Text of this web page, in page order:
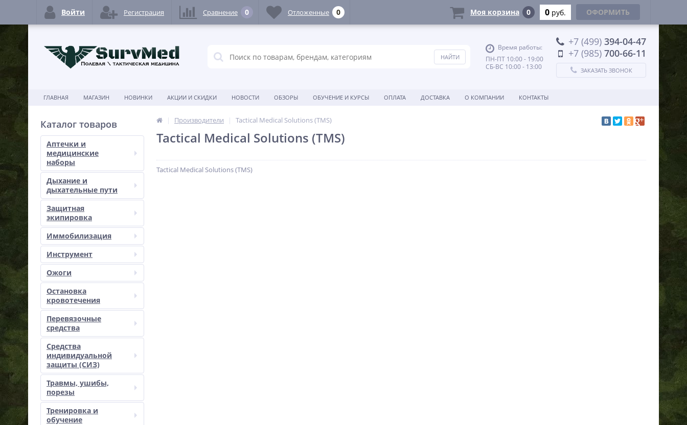
Время работы:
ПН-ПТ 10:00 - 19:00
СБ-ВС 10:00 - 13:00
+7 (499) 394-04-47
+7 (985) 700-66-11
ЗАКАЗАТЬ ЗВОНОК
ГЛАВНАЯ МАГАЗИН НОВИНКИ АКЦИИ И СКИДКИ НОВОСТИ ОБЗОРЫ ОБУЧЕНИЕ И КУРСЫ ОПЛАТА ДОСТАВКА О КОМПАНИИ КОНТАКТЫ
Каталог товаров
Аптечки и
медицинские
наборы
Дыхание и
дыхательные пути
Защитная
экипировка
Иммобилизация
Инструмент
Ожоги
Остановка
кровотечения
Перевязочные
средства
Средства
индивидуальной
защиты (СИЗ)
Травмы, ушибы,
порезы
Тренировка и
обучение
Производители Tactical Medical Solutions (TMS)
Tactical Medical Solutions (TMS)
Tactical Medical Solutions (TMS)
Войти Регистрация Сравнение 0 Отложенные 0 Моя корзина 0 0 руб. ОФОРМИТЬ